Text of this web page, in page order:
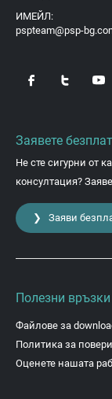
ИМЕЙЛ:
pspteam@psp-
Заявете
Не сте сигурни от
консултация?
❯ Заяви
Полезни връзки
Файлове за
Политика за
Оценете нашата